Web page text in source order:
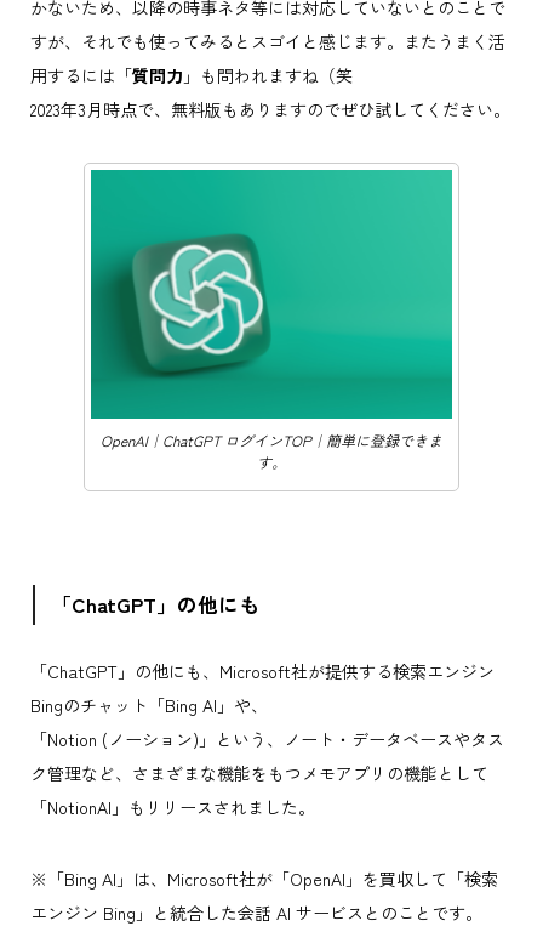
かないため、以降の時事ネタ等には対応していないとのことで
すが、それでも使ってみるとスゴイと感じます。またうまく活
用するには「質問力 」も問われますね（笑
2023年3月時点で、無料版もありますのでぜひ試してください。
OpenAI｜ChatGPT ログインTOP｜簡単に登録できま
す。
「ChatGPT」の他にも
「ChatGPT」の他にも、Microsoft社が提供する検索エンジン
Bingのチャット「Bing AI」や、
「Notion (ノーション)」という、ノート・データベースやタス
ク管理など、さまざまな機能をもつメモアプリの機能として
「NotionAI」もリリースされました。
※「Bing AI」は、Microsoft社が「OpenAI」を買収して「検索
エンジン Bing」と統合した会話 AI サービスとのことです。